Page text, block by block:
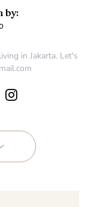
by:
in Jakarta. Let's